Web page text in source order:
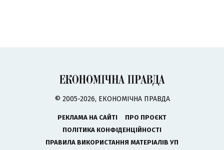
© 2005-2026, ЕКОНОМІЧНА ПРАВДА
РЕКЛАМА НА САЙТІ
ПРО ПРОЄКТ
ПОЛІТИКА КОНФІДЕНЦІЙНОСТІ
ПРАВИЛА ВИКОРИСТАННЯ МАТЕРІАЛІВ УП